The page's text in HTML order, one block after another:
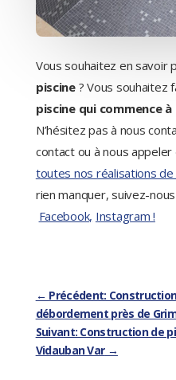
Vous souhaitez en savoir
piscine? Vous souhaitez
piscine qui commence
N’hésitez pas à nous
contact ou à nous
toutes nos réalisations de
rien manquer, suivez-
Facebook, Instagram !
← Précédent:
débordement près de
Suivant: Construction de
Vidauban Var→